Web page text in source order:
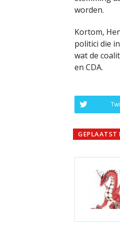
worden.
Kortom,
politici die
wat de
en CDA.
GEPLAATST